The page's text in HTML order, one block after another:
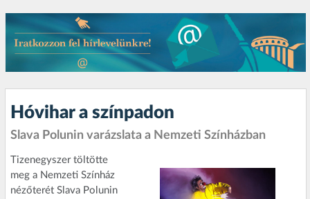
Hóvihar a színpadon
Slava Polunin varázslata a Nemzeti Színházban
Tizenegyszer töltötte
meg a Nemzeti Színház
nézőterét Slava Polunin